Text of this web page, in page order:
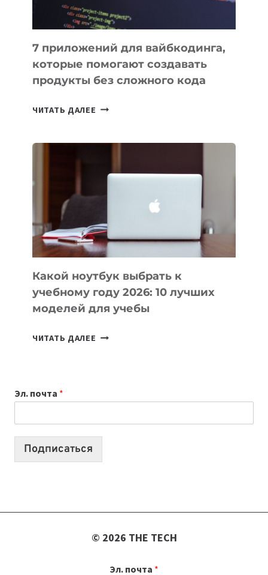
7 приложений для вайбкодинга,
которые помогают создавать
продукты без сложного кода
ЧИТАТЬ ДАЛЕЕ 7
ПОМОГАЮТ
СОЗДАВАТЬ
БЕЗ
СЛОЖНОГО
КОДА
Какой ноутбук выбрать к
учебному году 2026: 10 лучших
моделей для учебы
ЧИТАТЬ ДАЛЕЕ КАКОЙ
2026:
10
Эл. почта *
Подписаться
© 2026 THE TECH
Эл. почта *